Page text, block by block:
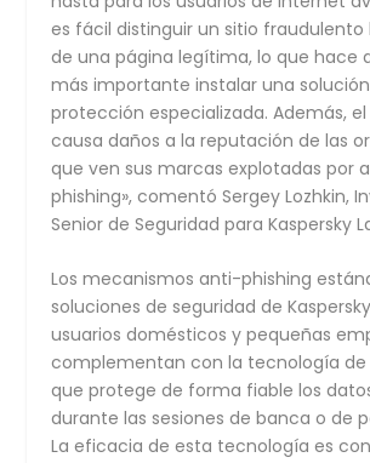
es fácil distinguir un sitio fraudulento
de una página legítima, lo que hace
más importante instalar una
protección especializada. Además,
causa daños a la reputación de las
que ven sus marcas explotadas por
phishing», comentó Sergey Lozhkin,
Senior de Seguridad para Kaspersky
Los mecanismos anti-phishing
soluciones de seguridad de
usuarios domésticos y pequeñas
complementan con la tecnología de
que protege de forma fiable los
durante las sesiones de banca o de
La eficacia de esta tecnología es